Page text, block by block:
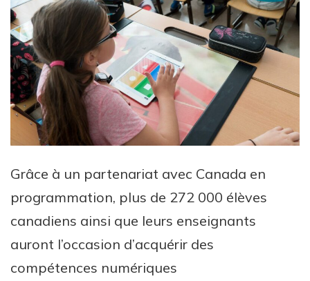
Grâce à un partenariat avec Canada en
programmation, plus de 272 000 élèves
canadiens ainsi que leurs enseignants
auront l’occasion d’acquérir des
compétences numériques